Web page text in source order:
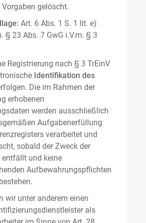
gelöscht.
Art. 6 Abs. 1 S. 1 lit. e)
§ 23 Abs. 7 GwG i.V.m. § 3
Registrierung nach § 3 TrEinV
Identifikation des
Die im Rahmen der
erhobenen
werden ausschließlich
Aufgabenerfüllung
verarbeitet und
sobald der Zweck der
entfällt und keine
Aufbewahrungspflichten
wir unter anderem einen
als